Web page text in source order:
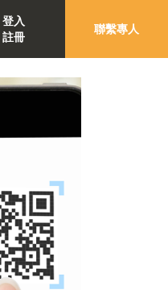
登入
註冊
聯繫專人